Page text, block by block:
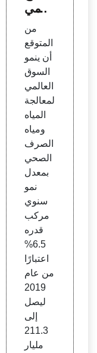
ة المي
اه الص
رف ال
صحي
- فرص
ة عال
مية
من
المتوقع
أن ينمو
السوق
العالمي
لمعالجة
المياه
ومياه
الصرف
الصحي
بمعدل
نمو
سنوي
مركب
قدره
6.5%
اعتبارًا
من عام
2019
ليصل
إلى
211.3
مليار